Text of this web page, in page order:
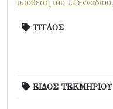
υπόθεση του Ι.Γεννάδιου.
ΤΙΤΛΟΣ
ΕΙΔΟΣ ΤΕΚΜΗΡΙΟΥ